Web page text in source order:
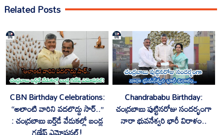
Related Posts
CBN Birthday Celebrations:
“అలాంటి వారిని వదలొద్దు సార్..”
: చంద్రబాబు బర్త్‌డే వేడుకల్లో బండ్ల
Chandrababu Birthday:
చంద్రబాబు పుట్టినరోజు సందర్భంగా
నారా భువనేశ్వరి భారీ విరాళం..